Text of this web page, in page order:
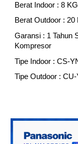
Berat Indoor : 8 KG
Berat Outdoor : 20
Garansi : 1 Tahun
Kompresor
Tipe Indoor : CS-
Tipe Outdoor :